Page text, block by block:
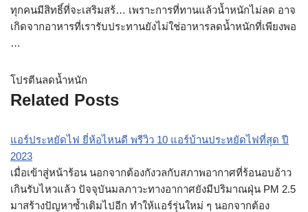
ทุกคนมีสิทธิ์ที่จะเสริมสร้… เพราะการที่ทานแล้วน้ำหนักไม่ลด อาจ
เกิดจากอาหารที่เรารับประทานยังไม่ใช่อาหารลดน้ำหนักที่เพียงพอ
…
โปรตีนลดน้ำหนัก
Related Posts
แอร์ประหยัดไฟ ยี่ห้อไหนดี พรีวิว 10 แอร์บ้านประหยัดไฟที่สุด ปี
2023
เมื่อเข้าสู่หน้าร้อน นอกจากต้องกังวลกับสภาพอากาศที่ร้อนอบอ้าว
เกินรับไหวแล้ว ปัจจุบันมลภาวะทางอากาศยังมีปริมาณฝุ่น PM 2.5
มาสร้างปัญหาซ้ำเติมไปอีก ทำให้แอร์รุ่นใหม่ ๆ นอกจากต้อง